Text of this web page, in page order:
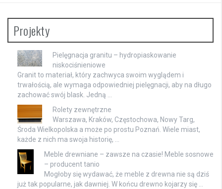
Projekty
Pielęgnacja granitu – hydropiaskowanie
niskociśnieniowe
Granit to materiał, który zachwyca swoim wyglądem i
trwałością, ale wymaga odpowiedniej pielęgnacji, aby na długo
zachować swój blask. Jedną …
Rolety zewnętrzne
Warszawa, Kraków, Częstochowa, Nowy Targ,
Środa Wielkopolska a może po prostu Poznań. Wiele miast,
każde z nich ma swoja historię, …
Meble drewniane – zawsze na czasie! Meble sosnowe
– producent tanio
Mogłoby się wydawać, że meble z drewna nie są dziś
już tak popularne, jak dawniej. W końcu drewno kojarzy się …